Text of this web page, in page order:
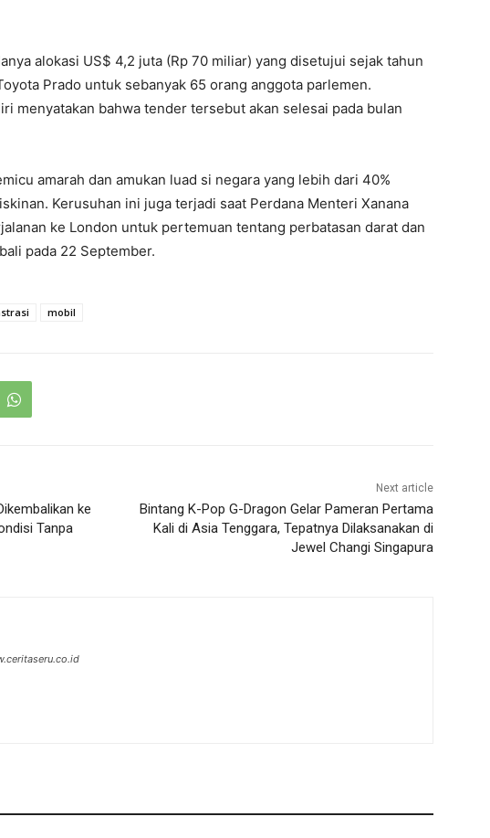
alokasi US$ 4,2 juta (Rp 70 miliar) yang disetujui sejak tahun
Prado untuk sebanyak 65 orang anggota parlemen.
menyatakan bahwa tender tersebut akan selesai pada bulan
amarah dan amukan luad si negara yang lebih dari 40%
Kerusuhan ini juga terjadi saat Perdana Menteri Xanana
ke London untuk pertemuan tentang perbatasan darat dan
pada 22 September.
mobil
ke
Tanpa
Next article
Bintang K-Pop G-Dragon Gelar Pameran Pertama
Kali di Asia Tenggara, Tepatnya Dilaksanakan di
Jewel Changi Singapura